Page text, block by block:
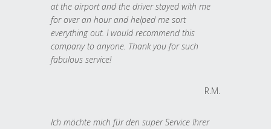
at the airport and the driver stayed with me
for over an hour and helped me sort
everything out. I would recommend this
company to anyone. Thank you for such
fabulous service!
R.M.
Ich möchte mich für den super Service Ihrer